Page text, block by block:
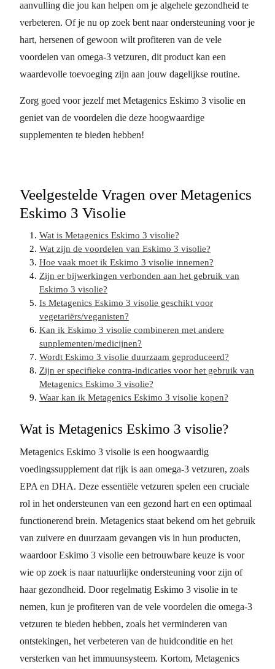
aanvulling die jou kan helpen om je algehele gezondheid te
verbeteren. Of je nu op zoek bent naar ondersteuning voor je
hart, hersenen of gewoon wilt profiteren van de vele
voordelen van omega-3 vetzuren, dit product kan een
waardevolle toevoeging zijn aan jouw dagelijkse routine.
Zorg goed voor jezelf met Metagenics Eskimo 3 visolie en
geniet van de voordelen die deze hoogwaardige
supplementen te bieden hebben!
Veelgestelde Vragen over Metagenics
Eskimo 3 Visolie
Wat is Metagenics Eskimo 3 visolie?
Wat zijn de voordelen van Eskimo 3 visolie?
Hoe vaak moet ik Eskimo 3 visolie innemen?
Zijn er bijwerkingen verbonden aan het gebruik van
Eskimo 3 visolie?
Is Metagenics Eskimo 3 visolie geschikt voor
vegetariërs/veganisten?
Kan ik Eskimo 3 visolie combineren met andere
supplementen/medicijnen?
Wordt Eskimo 3 visolie duurzaam geproduceerd?
Zijn er specifieke contra-indicaties voor het gebruik van
Metagenics Eskimo 3 visolie?
Waar kan ik Metagenics Eskimo 3 visolie kopen?
Wat is Metagenics Eskimo 3 visolie?
Metagenics Eskimo 3 visolie is een hoogwaardig
voedingssupplement dat rijk is aan omega-3 vetzuren, zoals
EPA en DHA. Deze essentiële vetzuren spelen een cruciale
rol in het ondersteunen van een gezond hart en een optimaal
functionerend brein. Metagenics staat bekend om het gebruik
van zuivere en duurzaam gevangen vis in hun producten,
waardoor Eskimo 3 visolie een betrouwbare keuze is voor
wie op zoek is naar natuurlijke ondersteuning voor zijn of
haar gezondheid. Door regelmatig Eskimo 3 visolie in te
nemen, kun je profiteren van de vele voordelen die omega-3
vetzuren te bieden hebben, zoals het verminderen van
ontstekingen, het verbeteren van de huidconditie en het
versterken van het immuunsysteem. Kortom, Metagenics